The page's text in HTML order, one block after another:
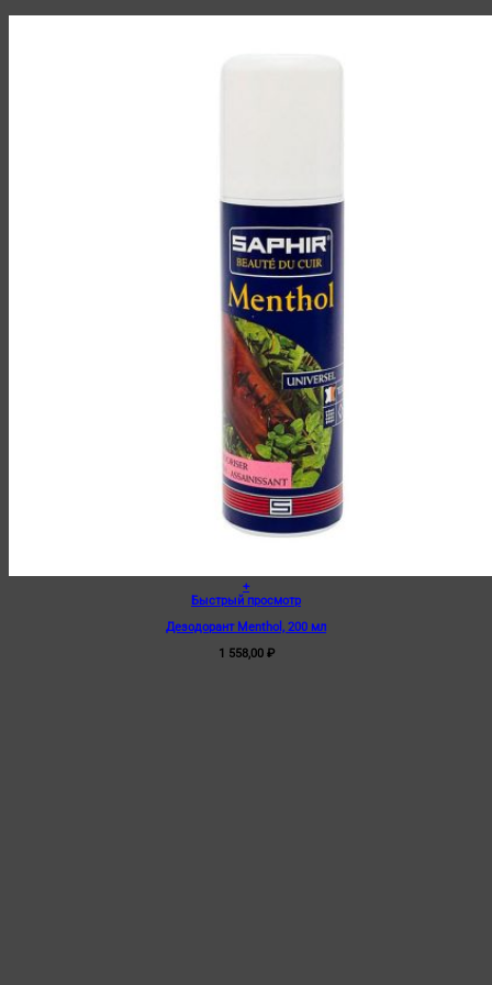
+
Быстрый просмотр
Дезодорант Menthol, 200 мл
1 558,00 ₽